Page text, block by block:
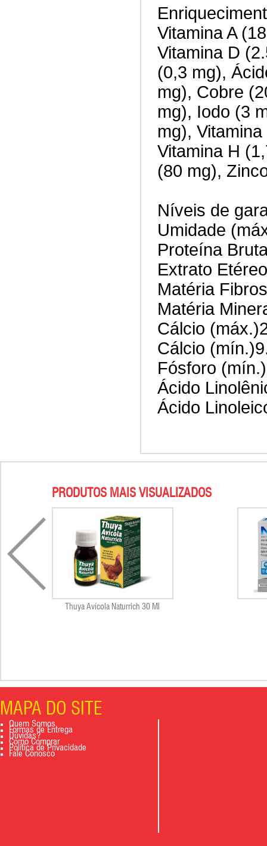
Vitamina A
Vitamina D
(0,3 mg),
mg), Cobre
mg), Iodo (3
mg),
Vitamina H
(80 mg),
Níveis de
Umidade
Proteína
Extrato
Matéria
Matéria
Cálcio
Cálcio
Fósforo
Ácido
Ácido
PRODUTOS MAIS VISUALIZADOS
Thuya Avícola Naturrich 30 Ml
MAPA DO SITE
Quem Somos
Formas de Entrega
Dúvidas?
Como Comprar
Política de Privacidade
Fale Conosco